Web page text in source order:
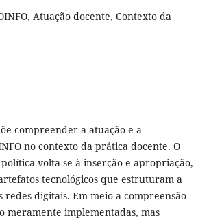
Atuação docente, Contexto da
compreender a atuação e a
no contexto da prática docente. O
volta-se à inserção e apropriação,
tecnológicos que estruturam a
redes digitais. Em meio a compreensão
meramente implementadas, mas